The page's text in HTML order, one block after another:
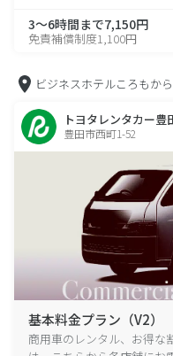
3～6時間まで7,150円
免責補償制度1,100円
ビジネスホテルころもから
トヨタレンタカー豊
豊田市西町1-52
基本料金プラン（V2）
商用車のレンタル、お得な